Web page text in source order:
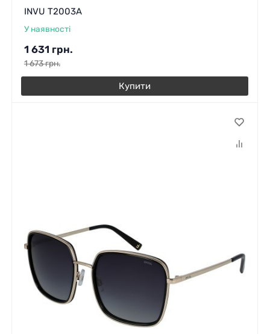
INVU T2003A
У наявності
1 631 грн.
1 673грн.
Купити